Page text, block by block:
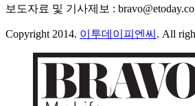
보도자료 및 기사제보 :
Copyright 2014. 이투데이피엔씨 . All